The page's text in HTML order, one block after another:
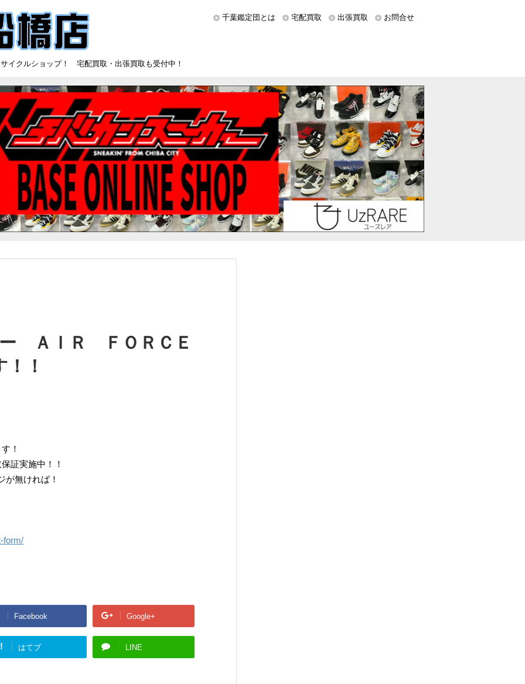
イクルショップ！ 宅配買取・出張買取も受付中！
千葉鑑定団とは 宅配買取 出張買取 お問合せ
ー ＡＩＲ ＦＯＲＣＥ
！
！
証実施中！！
が無ければ！
form/
Facebook Google+
はてブ LINE